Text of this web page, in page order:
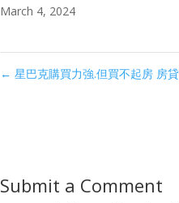
March 4, 2024
← 星巴克購買力強.但買不起房 房
Submit a Comment